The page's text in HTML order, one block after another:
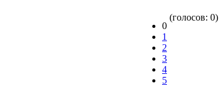
0
1
2
3
4
5
(голосов: 0)